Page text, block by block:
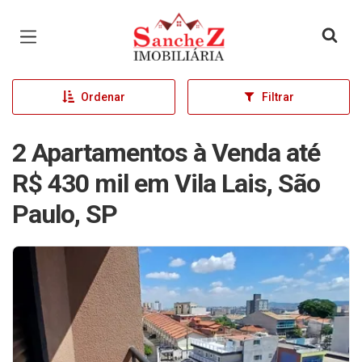
Página inicial
Ordenar Filtrar
2 Apartamentos à Venda até
R$ 430 mil em Vila Lais, São
Paulo, SP